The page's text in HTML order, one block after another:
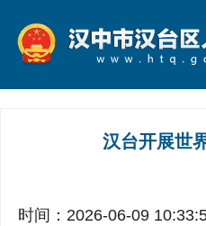
汉台开展世
时间：2026-06-09